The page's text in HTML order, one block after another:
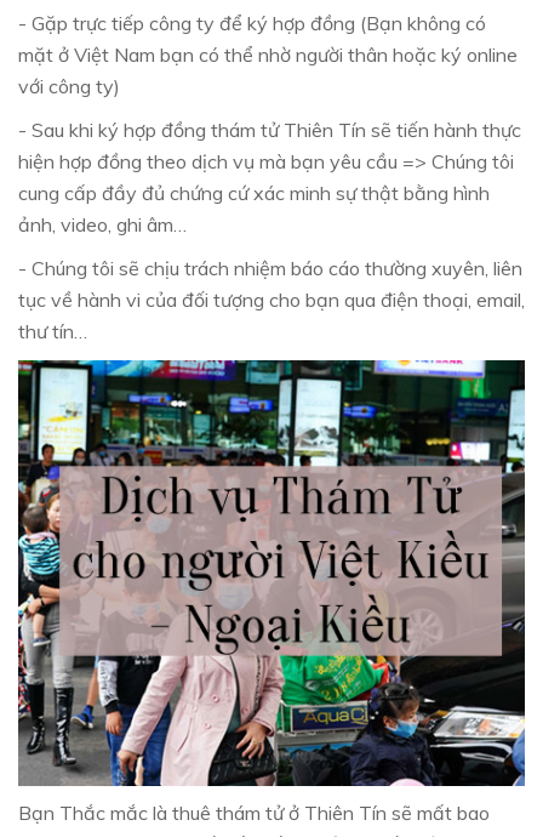
- Gặp trực tiếp công ty để ký hợp đồng (Bạn không có
mặt ở Việt Nam bạn có thể nhờ người thân hoặc ký online
với công ty)
- Sau khi ký hợp đồng thám tử Thiên Tín sẽ tiến hành thực
hiện hợp đồng theo dịch vụ mà bạn yêu cầu => Chúng tôi
cung cấp đầy đủ chứng cứ xác minh sự thật bằng hình
ảnh, video, ghi âm…
- Chúng tôi sẽ chịu trách nhiệm báo cáo thường xuyên, liên
tục về hành vi của đối tượng cho bạn qua điện thoại, email,
thư tín…
Bạn Thắc mắc là thuê thám tử ở Thiên Tín sẽ mất bao